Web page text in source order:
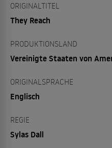
ORIGINALTITEL
They Reach
PRODUKTIONSLAND
Vereinigte Staaten von
ORIGINALSPRACHE
Englisch
REGIE
Sylas Dall